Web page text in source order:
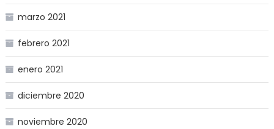
marzo 2021
febrero 2021
enero 2021
diciembre 2020
noviembre 2020